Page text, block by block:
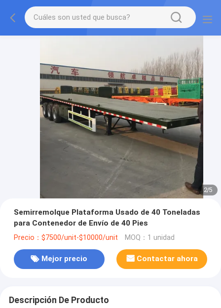
2/5
Semirremolque Plataforma Usado de 40 Toneladas
para Contenedor de Envío de 40 Pies
Precio：$7500/unit-$10000/unit MOQ：1 unidad
Mejor precio Contactar ahora
Descripción De Producto